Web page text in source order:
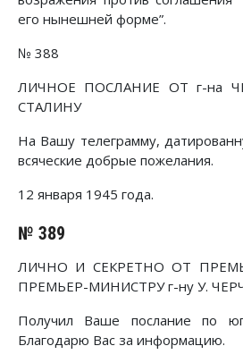
его нынешней форме”.
№ 388
ЛИЧНОЕ ПОСЛАНИЕ ОТ г-на
СТАЛИНУ
На Вашу телеграмму,
всяческие добрые пожелания.
12 января 1945 года.
№ 389
ЛИЧНО И СЕКРЕТНО ОТ
ПРЕМЬЕР-МИНИСТРУ г-ну У.
Получил Ваше послание по
Благодарю Вас за информацию.